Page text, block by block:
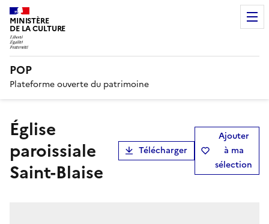
MINISTÈRE
DE LA CULTURE
POP
Plateforme ouverte du patrimoine
église
paroissiale
Saint-Blaise
Télécharger
Ajouter
à ma
sélection